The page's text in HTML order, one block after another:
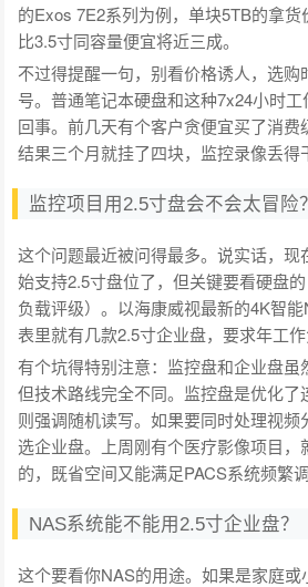
的Exos 7E2系列为例，单块5TB的拿货
比3.5寸同容量便宜将近三成。
不过得提醒一句，别看价格诱人，选购
号。普通笔记本硬盘和这种7x24小时
回事。前几天有个客户贪便宜买了消费
结果三个月就挂了四块，监控录像丢得
监控项目用2.5寸盘会不会太冒险？
这个问题最近被问得最多。说实话，
始支持2.5寸盘位了，但关键要看硬盘
负载评级）。以海康威视最新的4K智
表里就有几款2.5寸企业盘，要求年工作
有个坑得特别注意：监控盘和企业盘虽
但技术路线完全不同。监控盘是优化
则强调随机读写。如果要同时处理视频
选企业盘。上周刚有个医疗影像项目，
的，既省空间又能满足PACS系统频繁调
NAS系统能不能用2.5寸企业盘？
这个要看你NAS的用途。如果是家庭